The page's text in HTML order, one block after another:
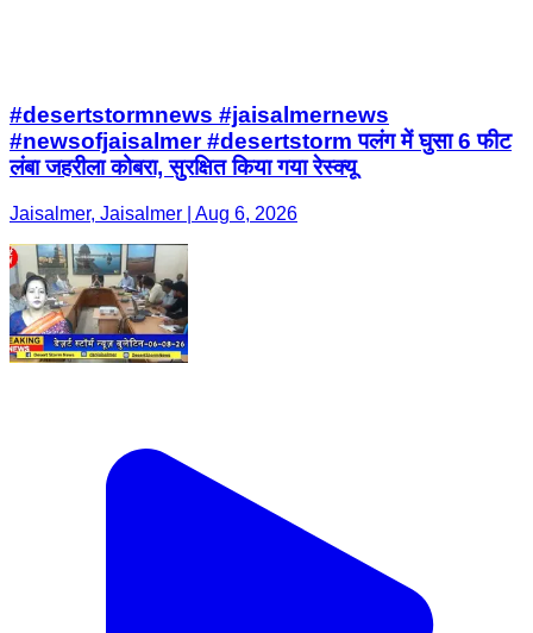
#desertstormnews #jaisalmernews
#newsofjaisalmer #desertstorm पलंग में घुसा 6 फीट
लंबा जहरीला कोबरा, सुरक्षित किया गया रेस्क्यू
Jaisalmer, Jaisalmer | Aug 6, 2026